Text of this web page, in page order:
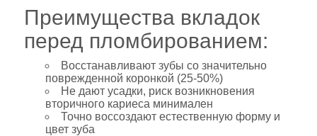
Преимущества вкладок
перед пломбированием:
Восстанавливают зубы со значительно
поврежденной коронкой (25-50%)
Не дают усадки, риск возникновения
вторичного кариеса минимален
Точно воссоздают естественную форму и
цвет зуба